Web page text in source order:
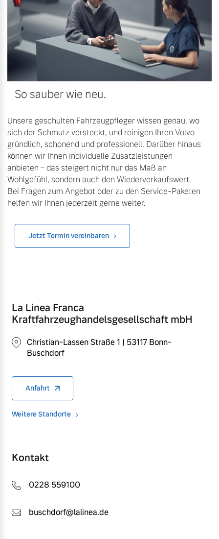
Mehr erfahren
Versicherung
So sauber wie neu.
Unsere geschulten Fahrzeugpfleger wissen genau, wo
sich der Schmutz versteckt, und reinigen Ihren Volvo
gründlich, schonend und professionell. Darüber hinaus
können wir Ihnen individuelle Zusatzleistungen
anbieten – das steigert nicht nur das Maß an
Wohlgefühl, sondern auch den Wiederverkaufswert.
Bei Fragen zum Angebot oder zu den Service-Paketen
helfen wir Ihnen jederzeit gerne weiter.
Jetzt Termin vereinbaren
La Linea Franca
Kraftfahrzeughandelsgesellschaft mbH
Christian-Lassen Straße 1 | 53117 Bonn-
Buschdorf
Anfahrt
Weitere Standorte
Kontakt
0228 559100
buschdorf@lalinea.de